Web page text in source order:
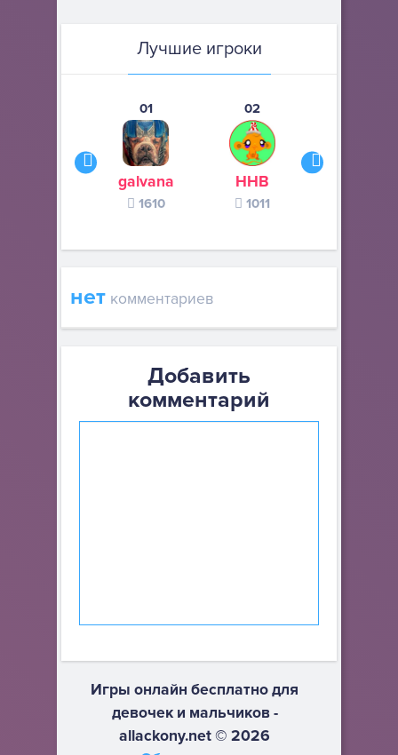
Лучшие игроки
01
galvana
1610
02
ННВ
1011
нет комментариев
Добавить
комментарий
Игры онлайн бесплатно для
девочек и мальчиков -
allackony.net © 2026